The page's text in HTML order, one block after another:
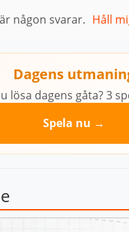
någon svarar. Håll
Dagens
lösa dagens gåta? 3
Spela nu →